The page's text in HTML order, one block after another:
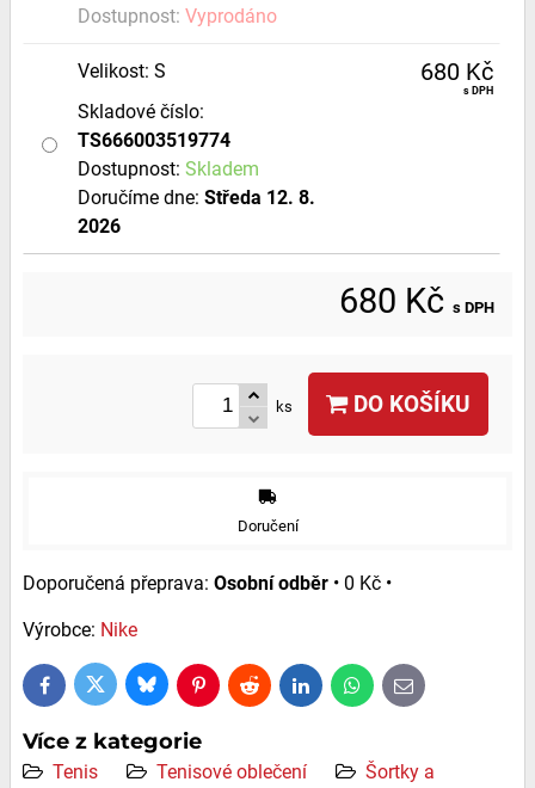
Dostupnost: Vyprodáno
Velikost: S
Skladové číslo:
TS666003519774
Dostupnost: Skladem
Doručíme dne: Středa 12. 8.
2026
680 Kč
s DPH
680 Kč s DPH
ks DO KOŠÍKU
Doručení
Osobní odběr • 0 Kč •
Výrobce: Nike
FacebookTwitter BlueskyPinterestReddit LinkedInWhatsApp
E-
mail
Více z kategorie
Tenis Tenisové oblečení
Šortky a